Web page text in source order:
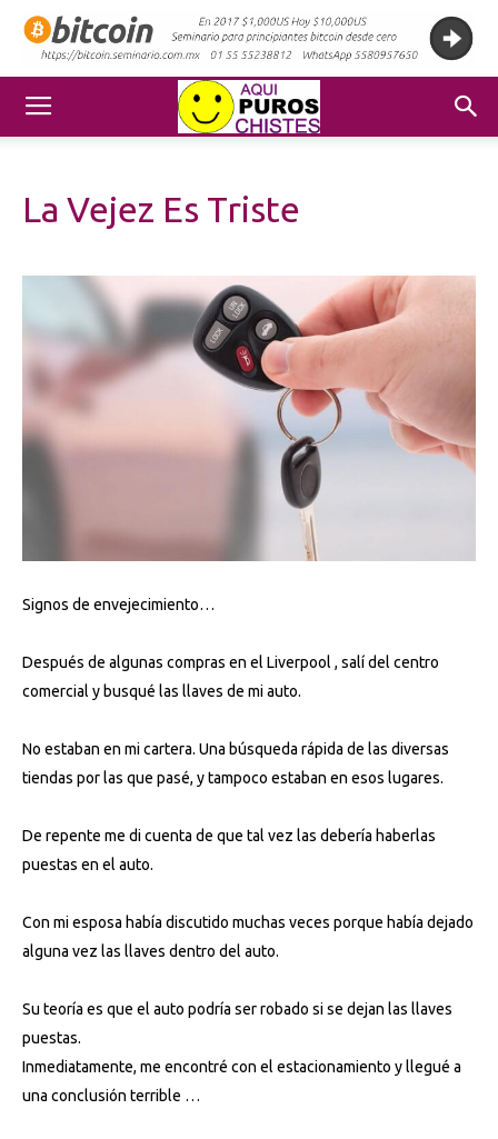
La Vejez Es Triste
Signos de envejecimiento…
Después de algunas compras en el Liverpool , salí del centro
comercial y busqué las llaves de mi auto.
No estaban en mi cartera. Una búsqueda rápida de las diversas
tiendas por las que pasé, y tampoco estaban en esos lugares.
De repente me di cuenta de que tal vez las debería haberlas
puestas en el auto.
Con mi esposa había discutido muchas veces porque había dejado
alguna vez las llaves dentro del auto.
Su teoría es que el auto podría ser robado si se dejan las llaves
puestas.
Inmediatamente, me encontré con el estacionamiento y llegué a
una conclusión terrible …